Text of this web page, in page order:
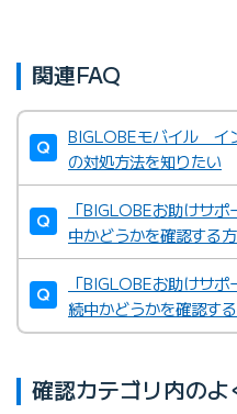
IPv6オプションライ
NAT64/DNS64
（*1）「フレッツ光」の提供
BIGLOBE光パックNeo with フ
（受付終了）BIGLOBE光パッ
ス
（受付終了）「Bフレッツ」コ
か確認したい
IPv6接続ができる
・ BIGLOBE
・ Google（検索エンジン
・
Youtube（動画サイト
・ Netflix（動画サイト）
・
Facebook（SNS）
・
関連FAQ
BIGLOBEモバイル イ
の対処方法を知りたい
「BIGLOBEお助けサ
中かどうかを確認する
「BIGLOBEお助けサ
続中かどうかを確認す
確認カテゴリ内の